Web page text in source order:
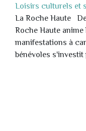
Loisirs culturels et
La Roche Haute
Roche Haute
manifestations à
bénévoles